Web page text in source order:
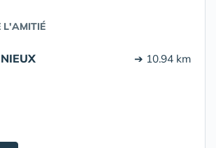
L'AMITIÉ
➔ 10.94 km